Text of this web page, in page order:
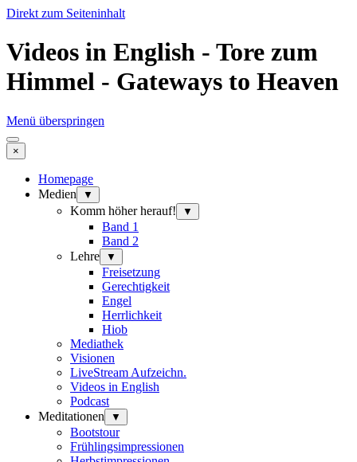
Direkt zum Seiteninhalt
Videos in English - Tore zum
Himmel - Gateways to Heaven
Menü überspringen
×
Homepage
Medien
▼
Komm höher herauf! ▼
Band 1
Band 2
Lehre
▼
Freisetzung
Gerechtigkeit
Engel
Herrlichkeit
Hiob
Mediathek
Visionen
LiveStream Aufzeichn.
Videos in English
Podcast
Meditationen
▼
Bootstour
Frühlingsimpressionen